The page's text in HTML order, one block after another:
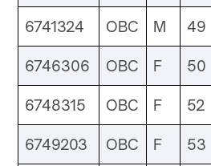
6741324 OBC M 49
6746306 OBC F 50
6748315 OBC F 52
6749203 OBC F 53